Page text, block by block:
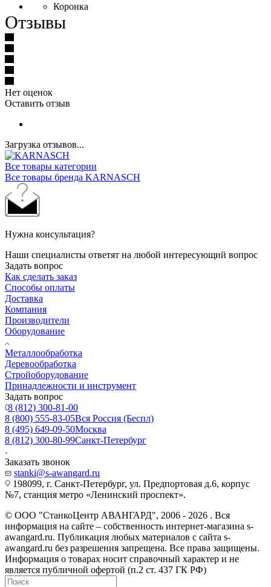
Коронка
Отзывы
Нет оценок
Оставить отзыв
Загрузка отзывов...
Все товары категории
Все товары бренда KARNASCH
Нужна консультация?
Наши специалисты ответят на любой интересующий вопрос
Задать вопрос
Как сделать заказ
Способы оплаты
Доставка
Компания
Производители
Оборудование
Металлообработка
Деревообработка
Стройоборудование
Принадлежности и инструмент
Задать вопрос
8 (812) 300-81-00
8 (800) 555-83-05Вся Россия (Беспл)
8 (495) 649-09-50Москва
8 (812) 300-80-99Санкт-Петербург
Заказать звонок
stanki@s-awangard.ru
198099, г. Санкт-Петербург, ул. Предпортовая д.6, корпус
№7, станция метро «Ленинский проспект».
© ООО "СтанкоЦентр АВАНГАРД", 2006 - 2026 . Вся
информация на сайте – собственность интернет-магазина s-
awangard.ru. Публикация любых материалов с сайта s-
awangard.ru без разрешения запрещена. Все права защищены.
Информация о товарах носит справочный характер и не
является публичной офертой (п.2 ст. 437 ГК РФ)